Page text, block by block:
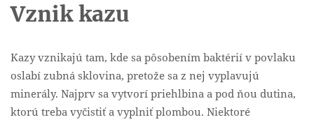
Vznik kazu
Kazy vznikajú tam, kde sa pôsobením baktérií v povlaku
oslabí zubná sklovina, pretože sa z nej vyplavujú
minerály. Najprv sa vytvorí priehlbina a pod ňou dutina,
ktorú treba vyčistiť a vyplniť plombou. Niektoré